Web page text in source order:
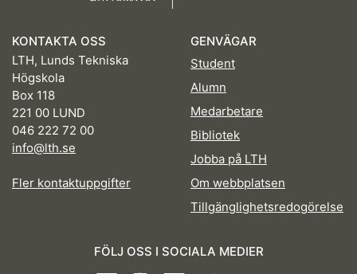
KONTAKTA OSS
LTH, Lunds Tekniska
Högskola
Box 118
221 00 LUND
046 222 72 00
info@lth.se
Fler kontaktuppgifter
GENVÄGAR
Student
Alumn
Medarbetare
Bibliotek
Jobba på LTH
Om webbplatsen
Tillgänglighetsredogörelse
FÖLJ OSS I SOCIALA MEDIER